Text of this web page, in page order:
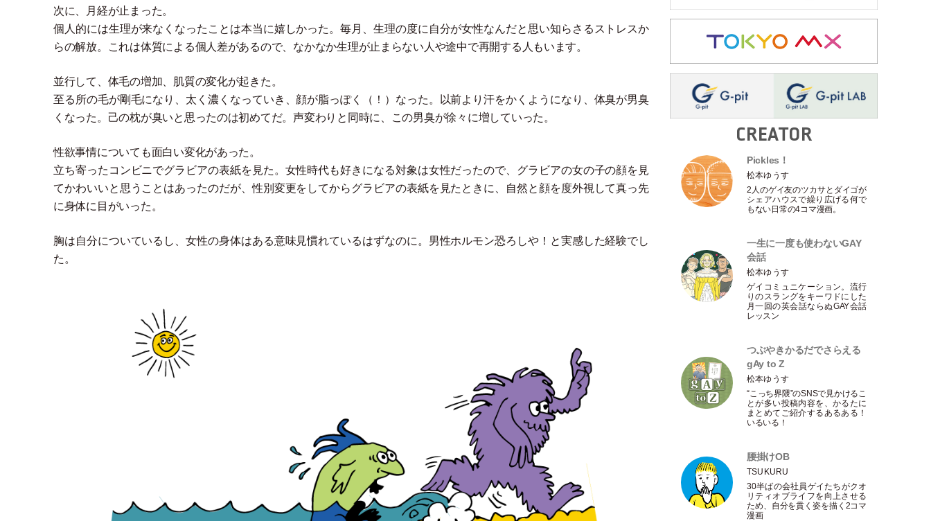
次に、月経が止まった。
個人的には生理が来なくなったことは本当に嬉しかった。毎月、生理の度に自分が女性なんだと思い知らさるストレスか
らの解放。これは体質による個人差があるので、なかなか生理が止まらない人や途中で再開する人もいます。
並行して、体毛の増加、肌質の変化が起きた。
至る所の毛が剛毛になり、太く濃くなっていき、顔が脂っぽく
（ ！ ） なった。以前より汗をかくようになり、体臭が男臭
くなった。己の枕が臭いと思ったのは初めてだ。声変わりと同時に、この男臭が徐々に増していった。
性欲事情についても面白い変化があった。
立ち寄ったコンビニでグラビアの表紙を見た。女性時代も好きになる対象は女性だったので、グラビアの女の子の顔を見
てかわいいと思うことはあったのだが、性別変更をしてからグラビアの表紙を見たときに、自然と顔を度外視して真っ先
に身体に目がいった。
胸は自分についているし、女性の身体はある意味見慣れているはずなのに。男性ホルモン恐ろしや！と実感した経験でし
た。
CREATOR
Pickles！
松本ゆうす
2人のゲイ友のツカサとダイゴが
シェアハウスで繰り広げる何で
もない日常の4コマ漫画。
一生に一度も使わないGAY
会話
松本ゆうす
ゲイコミュニケーション。流行
りのスラングをキーワドにした
月一回の英会話ならぬGAY会話
レッスン
つぶやきかるだでさらえる
gAy to Z
松本ゆうす
“こっち界隈”のSNSで見かけるこ
とが多い投稿内容を、かるたに
まとめてご紹介するあるある！
いるいる！
腰掛けOB
TSUKURU
30半ばの会社員ゲイたちがクオ
リティオブライフを向上させる
ため、自分を貫く姿を描く2コマ
漫画